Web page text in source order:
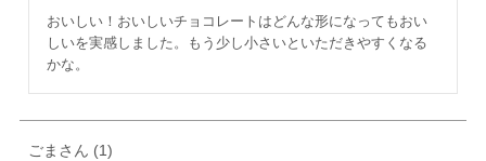
おいしい！おいしいチョコレートはどんな形になってもおい
しいを実感しました。もう少し小さいといただきやすくなる
かな。
ごま 1